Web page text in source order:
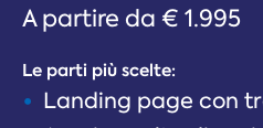
A partire da € 1.995
Le parti più scelte:
Landing page con